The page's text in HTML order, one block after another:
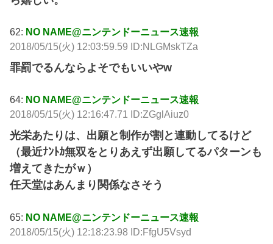
62: NO NAME@ニンテンドーニュース速報
2018/05/15(火) 12:03:59.59 ID:NLGMskTZa
罪罰でるんならよそでもいいやw
64: NO NAME@ニンテンドーニュース速報
2018/05/15(火) 12:16:47.71 ID:ZGglAiuz0
光栄あたりは、出願と制作が割と連動してるけど
（最近ﾅﾝﾄｶ無双をとりあえず出願してるパターンも
増えてきたがｗ）
任天堂はあんまり関係なさそう
65: NO NAME@ニンテンドーニュース速報
2018/05/15(火) 12:18:23.98 ID:FfgU5Vsyd